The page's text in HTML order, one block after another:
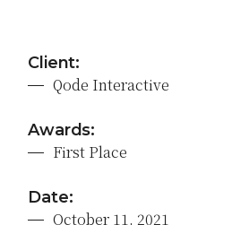
Client:
Qode Interactive
Awards:
First Place
Date:
October 11, 2021